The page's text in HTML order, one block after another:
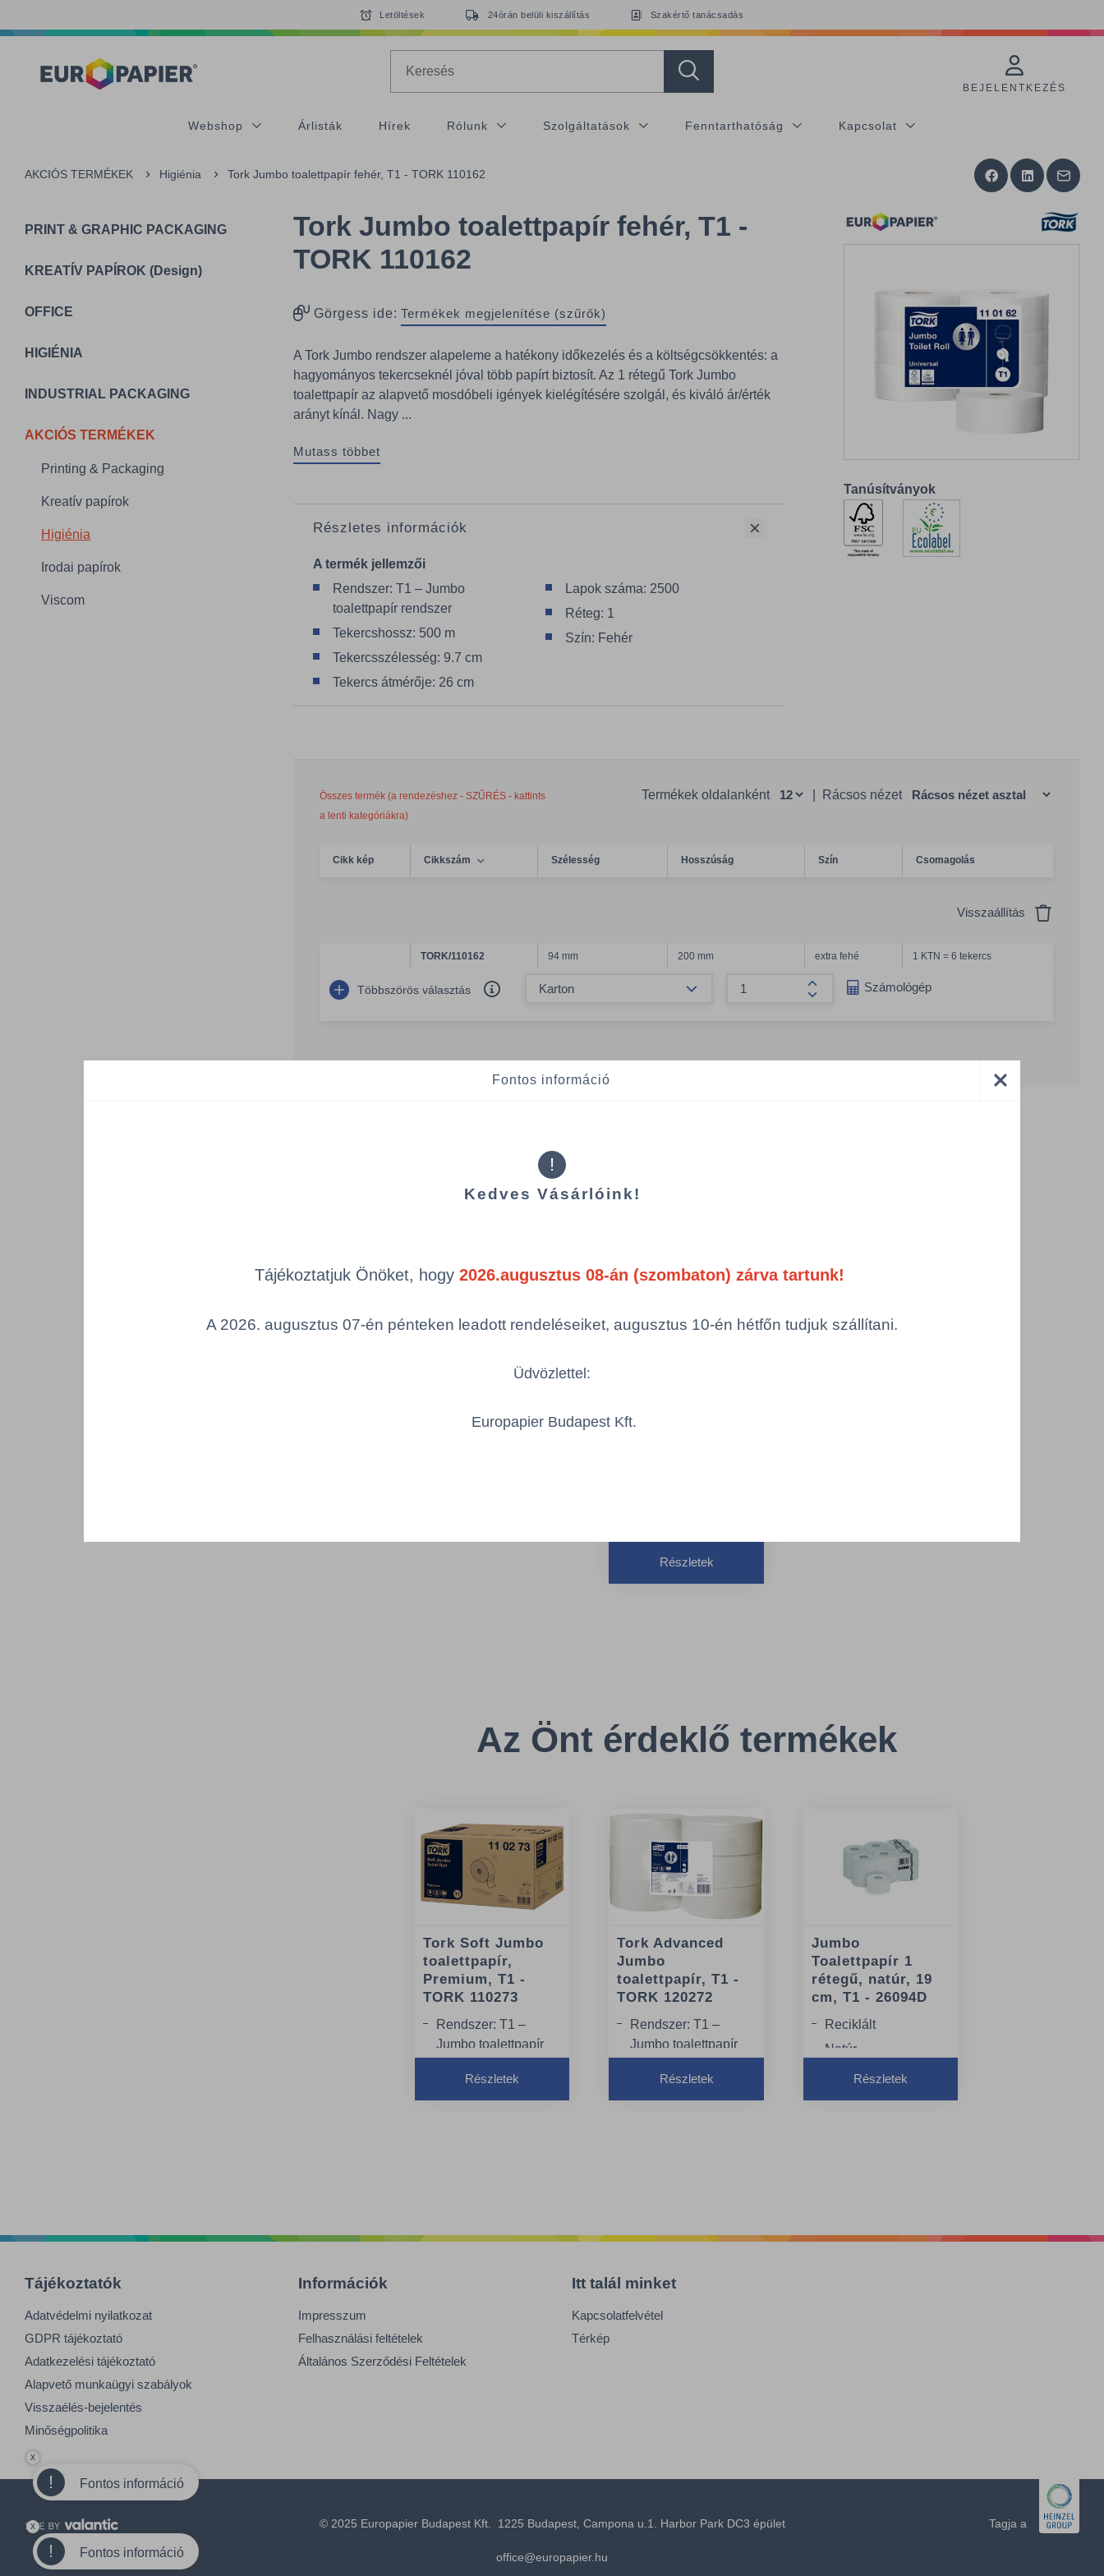
Letöltések 24órán belüli kiszállítás Szakértő tanácsadás
BEJELENTKEZÉS
Webshop Árlisták Hírek Rólunk Szolgáltatások Fenntarthatóság Kapcsolat
AKCIÓS TERMÉKEK Higiénia Tork Jumbo toalettpapír fehér, T1 - TORK 110162
PRINT & GRAPHIC PACKAGING
KREATÍV PAPÍROK (Design)
OFFICE
HIGIÉNIA
INDUSTRIAL PACKAGING
AKCIÓS TERMÉKEK
Printing & Packaging
Kreatív papírok
Higiénia
Irodai papírok
Viscom
Tork Jumbo toalettpapír fehér, T1 -
TORK 110162
Görgess ide: Termékek megjelenítése (szűrők)
A Tork Jumbo rendszer alapeleme a hatékony időkezelés és a költségcsökkentés: a
hagyományos tekercseknél jóval több papírt biztosít. Az 1 rétegű Tork Jumbo
toalettpapír az alapvető mosdóbeli igények kielégítésére szolgál, és kiváló ár/érték
arányt kínál. Nagy ...
Mutass többet
Részletes információk
A termék jellemzői
Rendszer: T1 – Jumbo
toalettpapír rendszer
Tekercshossz: 500 m
Tekercsszélesség: 9.7 cm
Tekercs átmérője: 26 cm
Lapok száma: 2500
Réteg: 1
Szín: Fehér
Tanúsítványok
Összes termék (a rendezéshez - SZŰRÉS - kattints
a lenti kategóriákra)
Termékek oldalanként Rácsos nézet
Cikk kép Cikkszám Szélesség Hosszúság Szín Csomagolás
Visszaállítás
TORK/110162 94 mm 200 mm extra fehé 1 KTN = 6 tekercs
Többszörös választás
Összeg növelése
Számológép
Tork Jumbo
Részletek
Az Önt érdeklő termékek
Tork Soft Jumbo
toalettpapír,
Premium, T1 -
TORK 110273
Rendszer: T1 –
Jumbo toalettpapír
Részletek
Tork Advanced
Jumbo
toalettpapír, T1 -
TORK 120272
Rendszer: T1 –
Jumbo toalettpapír
Részletek
Jumbo
Toalettpapír 1
rétegű, natúr, 19
cm, T1 - 26094D
Reciklált
Natúr
1 rétegRészletek
Tájékoztatók
Adatvédelmi nyilatkozat
GDPR tájékoztató
Adatkezelési tájékoztató
Alapvető munkaügyi szabályok
Visszaélés-bejelentés
Minőségpolitika
Információk
Impresszum
Felhasználási feltételek
Általános Szerződési Feltételek
Itt talál minket
Kapcsolatfelvétel
Térkép
© 2025 Europapier Budapest Kft. 1225 Budapest, Campona u.1. Harbor Park DC3 épület
office@europapier.hu
Tagja a
! Fontos információ
x
! Fontos információ
x
Fontos információ
!
Kedves Vásárlóink!
Tájékoztatjuk Önöket, hogy 2026.augusztus 08-án (szombaton) zárva tartunk!
A 2026. augusztus 07-én pénteken leadott rendeléseiket, augusztus 10-én hétfőn tudjuk szállítani.
Üdvözlettel:
Europapier Budapest Kft.